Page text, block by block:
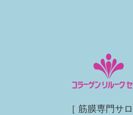
［ 筋膜専門サロ